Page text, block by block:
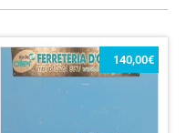
140,00€